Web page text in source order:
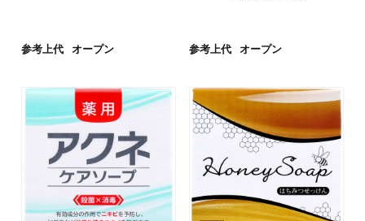
参考上代 オープン 参考上代 オープン